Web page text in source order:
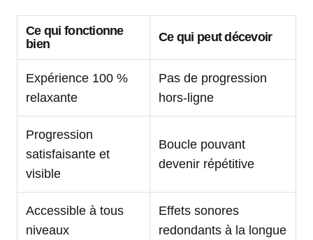
Ce qui fonctionne
bien
Ce qui peut décevoir
Expérience 100 %
relaxante
Pas de progression
hors-ligne
Progression
satisfaisante et
visible
Boucle pouvant
devenir répétitive
Accessible à tous
niveaux
Effets sonores
redondants à la longue